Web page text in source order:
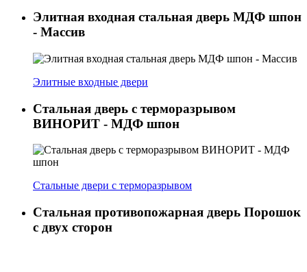
Элитная входная стальная дверь МДФ шпон
- Массив
Элитные входные двери
Стальная дверь с терморазрывом
ВИНОРИТ - МДФ шпон
Стальные двери с терморазрывом
Стальная противопожарная дверь Порошок
с двух сторон